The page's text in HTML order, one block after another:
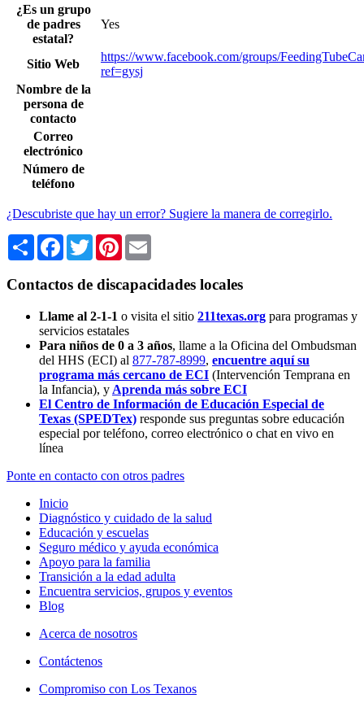
¿Es un grupo
de padres
estatal?
Yes
Sitio Web
https://www.facebook.com/groups/
ref=gysj
Nombre de la
persona de
contacto
Correo
electrónico
Número de
teléfono
¿Descubriste que hay un error? Sugiere la manera de corregirlo.
Share Facebook
TwitterPinterest
Contactos de discapacidades locales
Llame al 2-1-1 o visita el sitio 211texas.org para programas y
servicios estatales
Para niños de 0 a 3 años, llame a la Oficina del Ombudsman
del HHS (ECI) al 877-787-8999, encuentre aquí su
programa más cercano de ECI (Intervención Temprana en
la Infancia), y Aprenda más sobre ECI
El Centro de Información de Educación Especial de
Texas (SPEDTex) responde sus preguntas sobre educación
especial por teléfono, correo electrónico o chat en vivo en
línea
Ponte en contacto con otros padres
Inicio
Diagnóstico y cuidado de la salud
Educación y escuelas
Seguro médico y ayuda económica
Apoyo para la familia
Transición a la edad adulta
Encuentra servicios, grupos y eventos
Blog
Acerca de nosotros
Contáctenos
Compromiso con Los Texanos